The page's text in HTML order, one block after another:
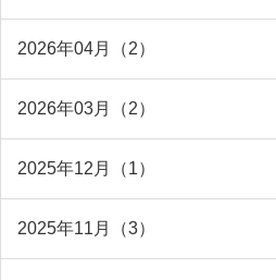
2026年04月（2）
2026年03月（2）
2025年12月（1）
2025年11月（3）